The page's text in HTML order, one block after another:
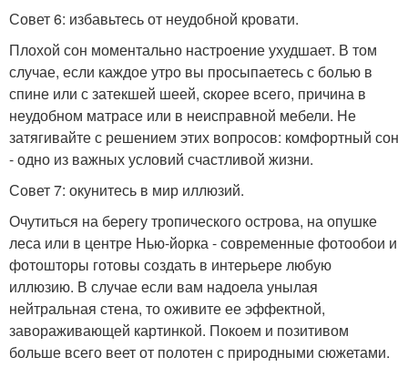
Совет 6: избавьтесь от неудобной кровати.
Плохой сон моментально настроение ухудшает. В том
случае, если каждое утро вы просыпаетесь с болью в
спине или с затекшей шеей, cкорее всего, причина в
неудобном матрасе или в неисправной мебели. Не
затягивайте с решением этих вопросов: комфортный сон
- одно из важных условий счастливой жизни.
Совет 7: окунитесь в мир иллюзий.
Очутиться на берегу тропического острова, на опушке
леса или в центре Нью-йорка - современные фотообои и
фотошторы готовы создать в интерьере любую
иллюзию. В случае если вам надоела унылая
нейтральная стена, то оживите ее эффектной,
завораживающей картинкой. Покоем и позитивом
больше всего веет от полотен с природными сюжетами.